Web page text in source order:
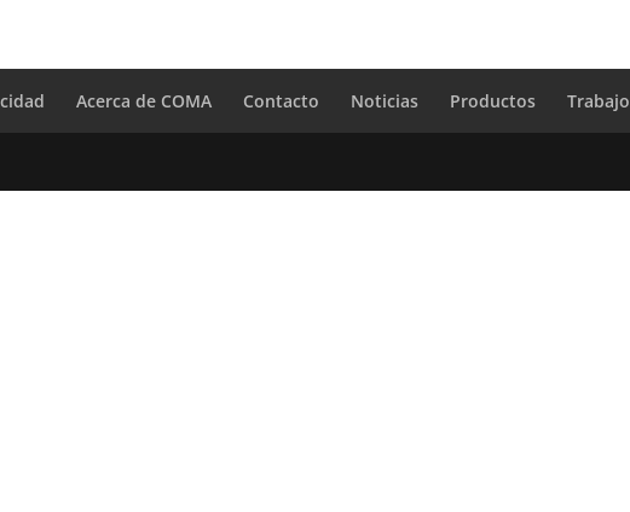
Acerca de COMA Contacto Noticias Productos Trabajo